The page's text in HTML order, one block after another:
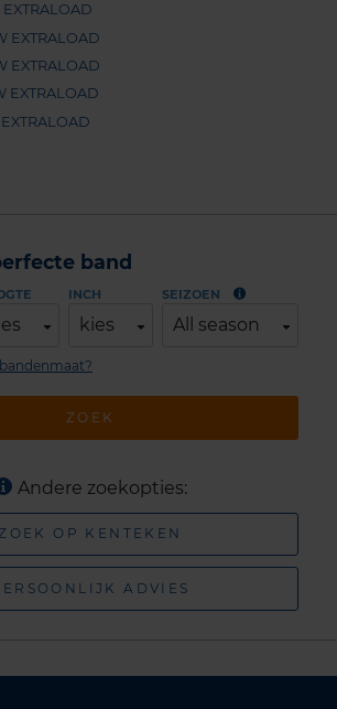
EXTRALOAD
EXTRALOAD
EXTRALOAD
EXTRALOAD
EXTRALOAD
band
INCH
kies
SEIZOEN
All season
ZOEK
Andere zoekopties:
OP KENTEKEN
ADVIES